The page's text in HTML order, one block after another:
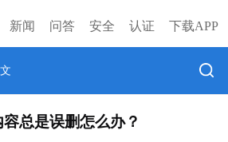
新闻 问答 安全 认证 下载APP
总是误删怎么办？